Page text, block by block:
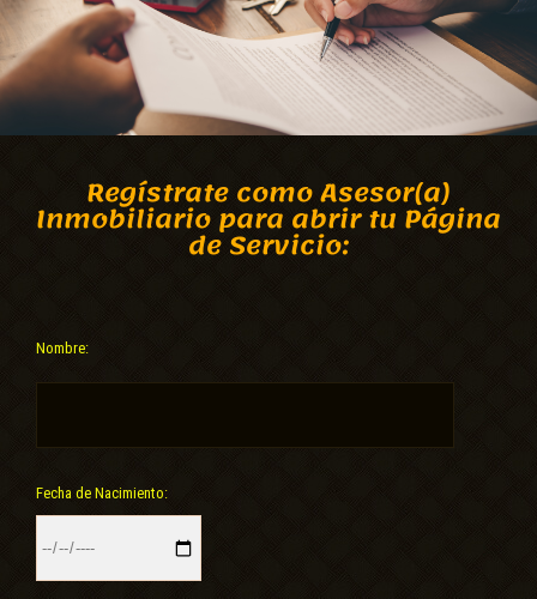
Regístrate como Asesor(a)
Inmobiliario para abrir tu Página
de Servicio:
Nombre:
Fecha de Nacimiento: